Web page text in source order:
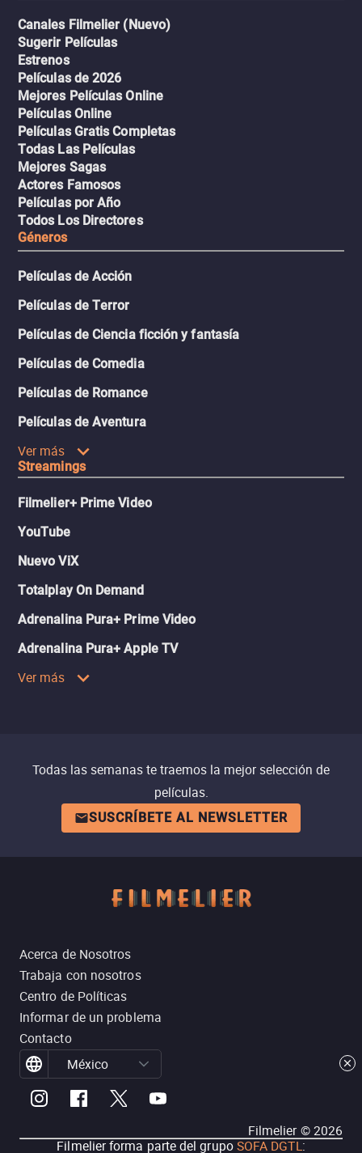
Canales Filmelier (Nuevo)
Sugerir Películas
Estrenos
Películas de 2026
Mejores Películas Online
Películas Online
Películas Gratis Completas
Todas Las Películas
Mejores Sagas
Actores Famosos
Películas por Año
Todos Los Directores
Géneros
Películas de Acción
Películas de Terror
Películas de Ciencia ficción y fantasía
Películas de Comedia
Películas de Romance
Películas de Aventura
Ver más
Streamings
Filmelier+ Prime Video
YouTube
Nuevo ViX
Totalplay On Demand
Adrenalina Pura+ Prime Video
Adrenalina Pura+ Apple TV
Ver más
Todas las semanas te traemos la mejor selección de
películas.
SUSCRÍBETE AL NEWSLETTER
Acerca de Nosotros
Trabaja con nosotros
Centro de Políticas
Informar de un problema
Contacto
México
Filmelier ©2026
Filmelier forma parte del grupoSOFA DGTL: